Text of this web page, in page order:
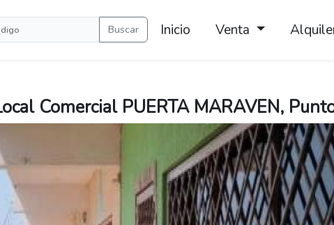
Buscar Inicio Venta
Comercial PUERTA MARAVEN,